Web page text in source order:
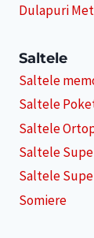
Dulapuri
Saltele
Saltele
Saltele
Saltele
Saltele
Saltele
Somiere